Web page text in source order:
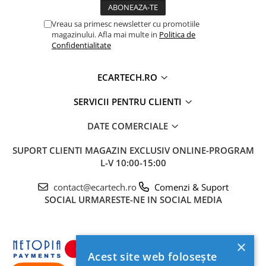
🚀 Hardware de Top & Sistem Activ de
Răcire
zile de vară, unitatea este echipată cu un
Acesta previne supraîncălzirea procesorului
⚡Procesor: Octa-Core 1.6 GHz
4GB RAM / 64 GB ROM
Vreau sa primesc newsletter cu promotiile
magazinului. Afla mai multe in Politica de
Confidentialitate
ECARTECH.RO
SERVICII PENTRU CLIENTI
DATE COMERCIALE
SUPORT CLIENTI MAGAZIN EXCLUSIV ONLINE-PROGRAM
L-V 10:00-15:00
contact@ecartech.ro
Comenzi & Suport
SOCIAL URMARESTE-NE IN SOCIAL MEDIA
×
Acest site web folosește